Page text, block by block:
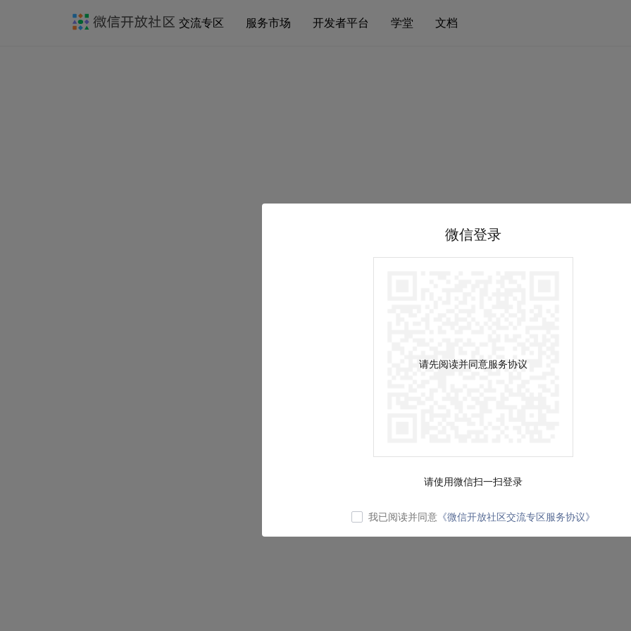
交流专区 服务市场 开发者平台 学堂 文档
微信登录
请先阅读并同意服务协议
请使用微信扫一扫登录
我已阅读并同意 《微信开放社区交流专区服务协议》